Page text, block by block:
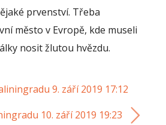
prvenství. Třeba
město v Evropě, kde museli
nosit žlutou hvězdu.
9. září 2019 17:12
10. září 2019 19:23